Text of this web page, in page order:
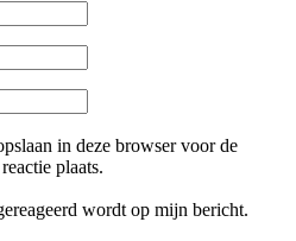
in deze browser voor de
plaats.
wordt op mijn bericht.